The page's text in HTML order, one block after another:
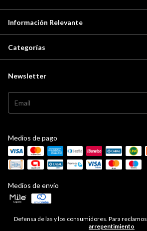
Información Relevante
Categorías
Newsletter
Medios de pago
Medios de envío
Defensa de las y los consumidores. Para reclamos
arrepentimiento